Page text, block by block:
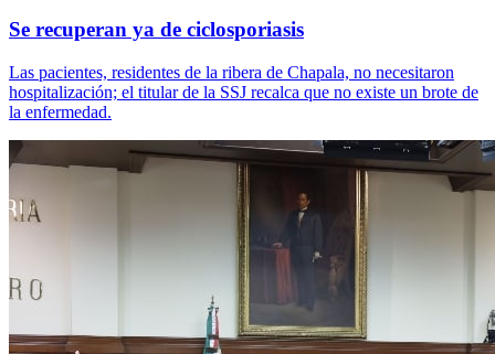
Se recuperan ya de ciclosporiasis
Las pacientes, residentes de la ribera de Chapala, no necesitaron
hospitalización; el titular de la SSJ recalca que no existe un brote de
la enfermedad.